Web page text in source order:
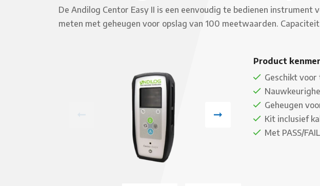
De Andilog Centor Easy II is een eenvoudig te bedienen
meten met geheugen voor opslag van 100 meetwaarden.
Product
Geschikt
Geheugen
Kit inclusief
Met PASS/